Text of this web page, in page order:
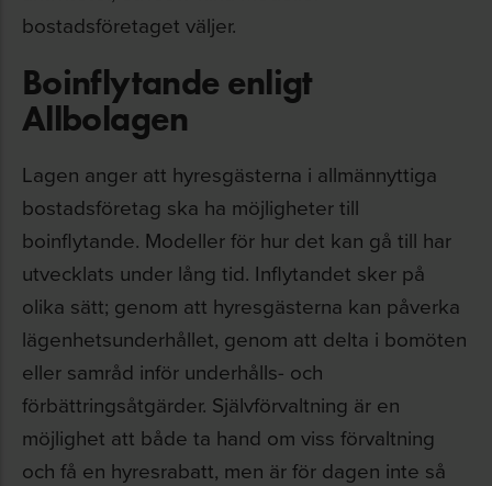
bostadsföretaget väljer.
Boinflytande enligt
Allbolagen
Lagen anger att hyresgästerna i allmännyttiga
bostadsföretag ska ha möjligheter till
boinflytande. Modeller för hur det kan gå till har
utvecklats under lång tid. Inflytandet sker på
olika sätt; genom att hyresgästerna kan påverka
lägenhetsunderhållet, genom att delta i bomöten
eller samråd inför underhålls- och
förbättringsåtgärder. Självförvaltning är en
möjlighet att både ta hand om viss förvaltning
och få en hyresrabatt, men är för dagen inte så